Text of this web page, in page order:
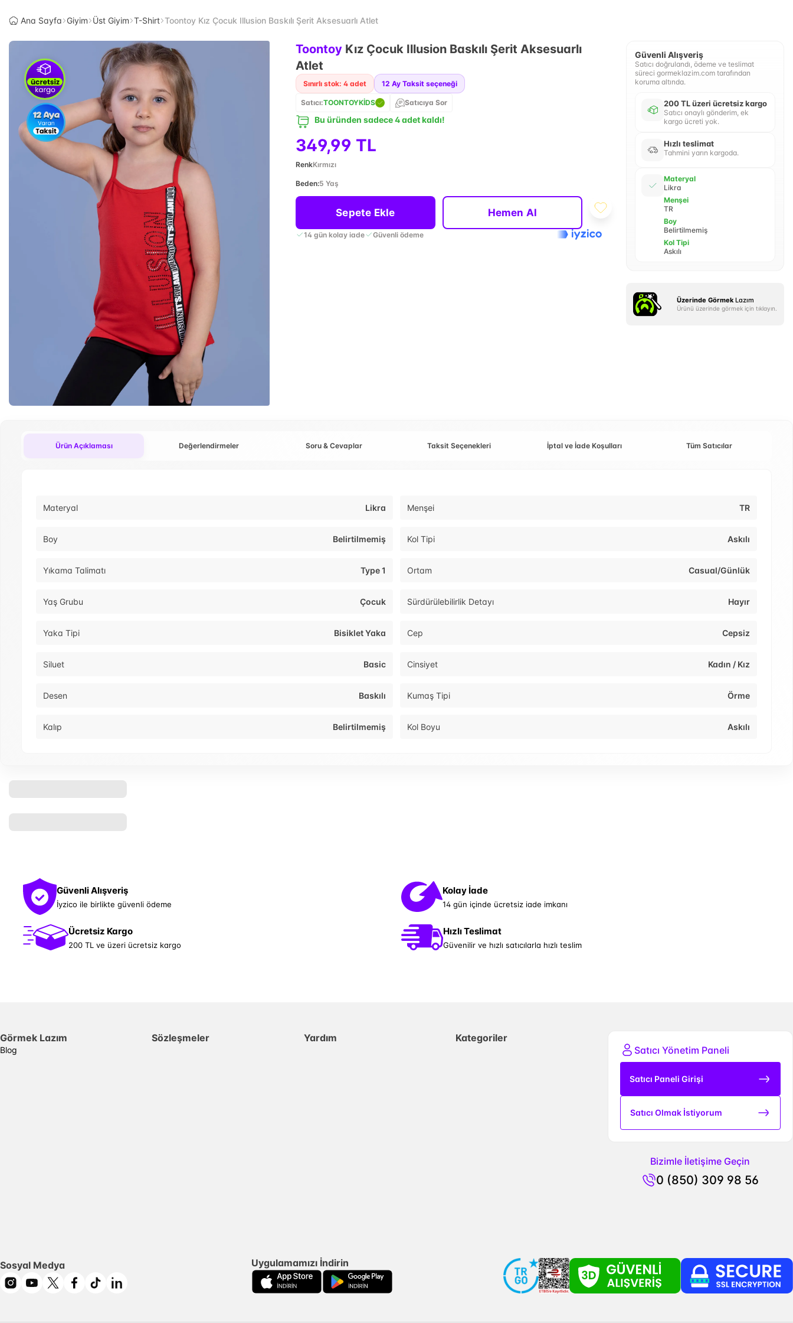
Ana Sayfa Giyim Üst Giyim T-Shirt Toontoy Kız Çocuk Illusion Baskılı Şerit Aksesuarlı Atlet
Toontoy Kız Çocuk Illusion Baskılı Şerit Aksesuarlı
Atlet
Sınırlı stok: 4 adet 12 Ay Taksit seçeneği
Satıcı:TOONTOYKİDS Satıcıya Sor
Bu üründen sadece 4 adet kaldı!
349,99 TL
RenkKırmızı
Beden:5 Yaş
Sepete Ekle Hemen Al
14 gün kolay iade Güvenli ödeme
Güvenli Alışveriş
Satıcı doğrulandı, ödeme ve teslimat
süreci gormeklazim.com tarafından
koruma altında.
200 TL üzeri ücretsiz kargo
Satıcı onaylı gönderim, ek
kargo ücreti yok.
Hızlı teslimat
Tahmini yarın kargoda.
Materyal
Likra
Menşei
TR
Boy
Belirtilmemiş
Kol Tipi
Askılı
Üzerinde Görmek Lazım
Ürünü üzerinde görmek için tıklayın.
Ürün Açıklaması Değerlendirmeler Soru & Cevaplar Taksit Seçenekleri İptal ve İade Koşulları Tüm Satıcılar
Materyal Likra Menşei TR
Boy Belirtilmemiş Kol Tipi Askılı
Yıkama Talimatı Type 1 Ortam Casual/Günlük
Yaş Grubu Çocuk Sürdürülebilirlik Detayı Hayır
Yaka Tipi Bisiklet Yaka Cep Cepsiz
Siluet Basic Cinsiyet Kadın / Kız
Desen Baskılı Kumaş Tipi Örme
Kalıp Belirtilmemiş Kol Boyu Askılı
Güvenli Alışveriş
İyzico ile birlikte güvenli ödeme
Kolay İade
14 gün içinde ücretsiz iade imkanı
Ücretsiz Kargo
200 TL ve üzeri ücretsiz kargo
Hızlı Teslimat
Güvenilir ve hızlı satıcılarla hızlı teslim
Görmek Lazım
Blog
Sözleşmeler Yardım
Kategoriler
Satıcı Yönetim Paneli
Satıcı Paneli Girişi
Satıcı Olmak İstiyorum
Bizimle İletişime Geçin
0 (850) 309 98 56
Sosyal Medya Uygulamamızı İndirin